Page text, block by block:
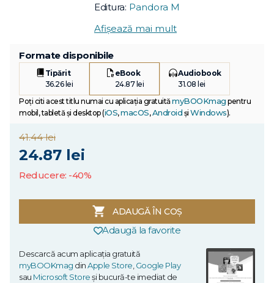
Editura: Pandora M
Afișează mai mult
Formate disponibile
Tipărit
36.26 lei
eBook
24.87 lei
Audiobook
31.08 lei
Poți citi acest titlu numai cu aplicația gratuitămyBOOKmag pentru
mobil, tabletă și desktop (iOS,macOS,Android și Windows).
41.44 lei
24.87 lei
Reducere: -40%
ADAUGĂ ÎN COȘ
Adaugă la favorite
Descarcă acum aplicația gratuită
myBOOKmag dinApple Store,Google Play
sau Microsoft Storeși bucură-te imediat de